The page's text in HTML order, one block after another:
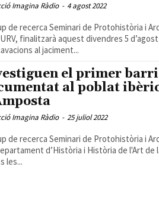
Imagina Ràdio - 4 agost 2022
de recerca Seminari de Protohistòria i
finalitzarà aquest divendres 5
al jaciment...
el primer barri
al poblat
Imagina Ràdio - 25 juliol 2022
de recerca Seminari de Protohistòria i
d’Història i Història de l'Art de
les...